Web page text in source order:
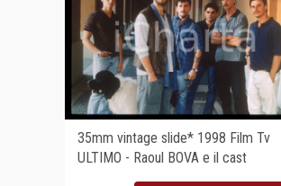
35mm vintage slide* 1998 Film Tv
ULTIMO - Raoul BOVA e il cast